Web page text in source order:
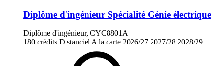
Diplôme d'ingénieur Spécialité Génie électrique
Diplôme d'ingénieur, CYC8801A
180 crédits Distanciel A la carte 2026/27 2027/28 2028/29